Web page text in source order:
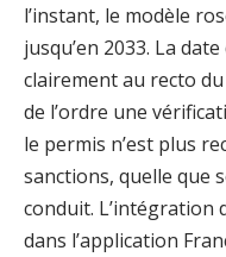
l’instant, le modèle
jusqu’en 2033. La
clairement au recto
de l’ordre une
le permis n’est plus
sanctions, quelle que
conduit. L’intégration
dans l’application